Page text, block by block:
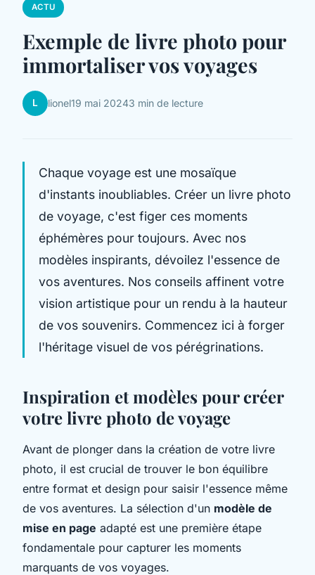
ACTU
Exemple de livre photo pour
immortaliser vos voyages
L lionel19 mai 20243 min de lecture
Chaque voyage est une mosaïque
d'instants inoubliables. Créer un livre photo
de voyage, c'est figer ces moments
éphémères pour toujours. Avec nos
modèles inspirants, dévoilez l'essence de
vos aventures. Nos conseils affinent votre
vision artistique pour un rendu à la hauteur
de vos souvenirs. Commencez ici à forger
l'héritage visuel de vos pérégrinations.
Inspiration et modèles pour créer
votre livre photo de voyage
Avant de plonger dans la création de votre livre
photo, il est crucial de trouver le bon équilibre
entre format et design pour saisir l'essence même
de vos aventures. La sélection d'un modèle de
mise en page adapté est une première étape
fondamentale pour capturer les moments
marquants de vos voyages.